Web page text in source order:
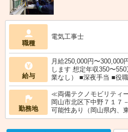
職種
電気工事士
給与
月給250,000円〜
します 想定年収350〜
業なし） ■深夜手当 ■役
勤務地
≪両備テクノモビリティ
岡山市北区下中野７１７
可能性あり（岡山県内、東